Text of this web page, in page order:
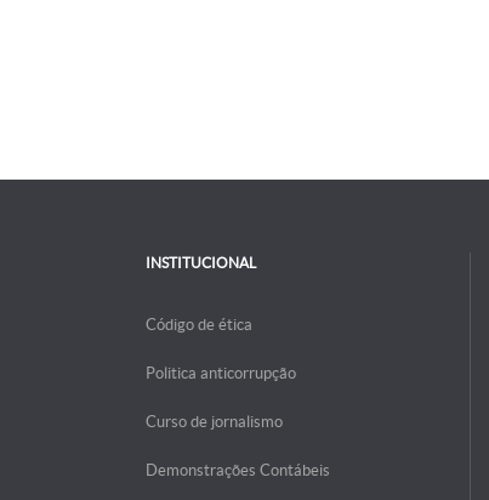
INSTITUCIONAL
Código de ética
Politica anticorrupção
Curso de jornalismo
Demonstrações Contábeis